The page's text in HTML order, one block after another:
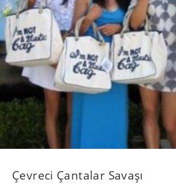
Çevreci Çantalar Savaşı